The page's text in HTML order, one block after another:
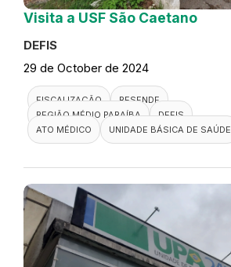
Visita a USF São Caetano
DEFIS
29 de October de 2024
FISCALIZAÇÃO
RESENDE
REGIÃO MÉDIO PARAÍBA
DEFIS
ATO MÉDICO
UNIDADE BÁSICA DE SAÚDE